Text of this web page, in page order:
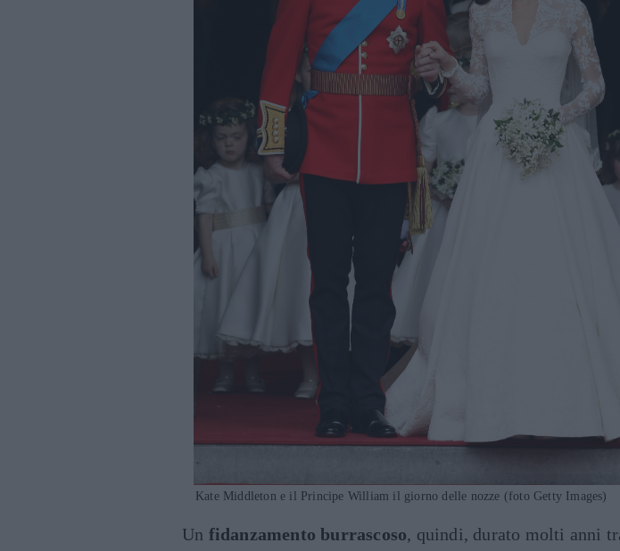
Kate Middleton e il Principe William il giorno delle nozze (foto Getty Images)
Un fidanzamento burrascoso, quindi, durato molti anni